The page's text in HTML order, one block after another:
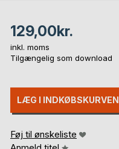
129,00kr.
inkl. moms
Tilgængelig som download
LÆG I INDKØBSKURVEN
Føj til ønskeliste